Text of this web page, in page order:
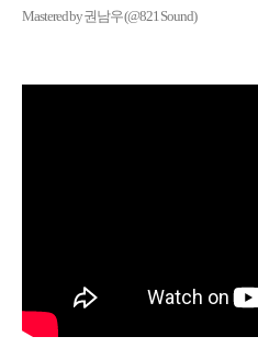
Mastered by 권남우 (@821 Sound)